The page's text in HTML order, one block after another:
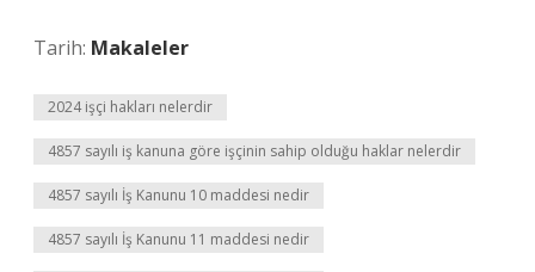
Tarih: Makaleler
2024 işçi hakları nelerdir
4857 sayılı iş kanuna göre işçinin sahip olduğu haklar nelerdir
4857 sayılı İş Kanunu 10 maddesi nedir
4857 sayılı İş Kanunu 11 maddesi nedir